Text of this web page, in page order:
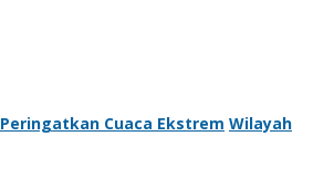
Peringatkan Cuaca Ekstrem Wilayah